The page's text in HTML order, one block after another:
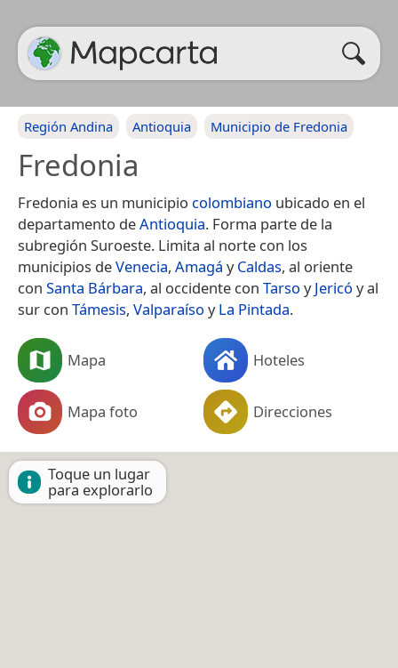
Región Andina Antioquia Municipio de Fredonia
Fredonia
Fredonia es un municipio colombiano ubicado en el
departamento deAntioquia. Forma parte de la
subregión Suroeste. Limita al norte con los
municipios deVenecia, Amagá yCaldas, al oriente
con Santa Bárbara, al occidente con Tarso yJericó y al
sur con Támesis, Valparaíso yLa Pintada.
Mapa Hoteles
Mapa foto Direcciones
Toque un lugar
para explorarlo